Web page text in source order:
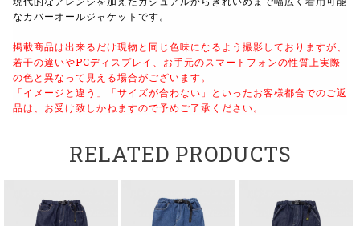
なカバーオールジャケットです。
掲載商品は出来るだけ現物と同じ色味になるよう撮影しておりますが、
若干の違いやPCディスプレイ、お手元のスマートフォンの性質上実際
の色と異なって見える場合がございます。
「イメージと違う」「サイズが合わない」といったお客様都合でのご返
品は、お受け致しかねますので予めご了承ください。
RELATED PRODUCTS